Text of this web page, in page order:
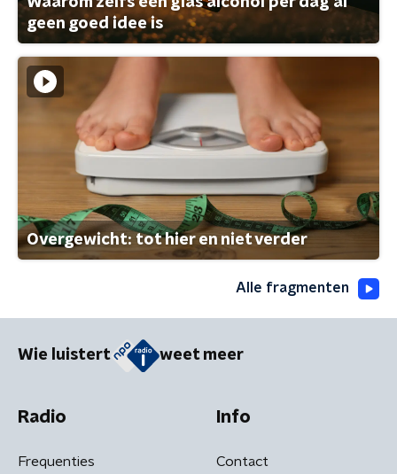
geen goed idee is
Overgewicht: tot hier en niet verder
Alle fragmenten
Wie luistert weet meer
Radio
Frequenties
Info
Contact